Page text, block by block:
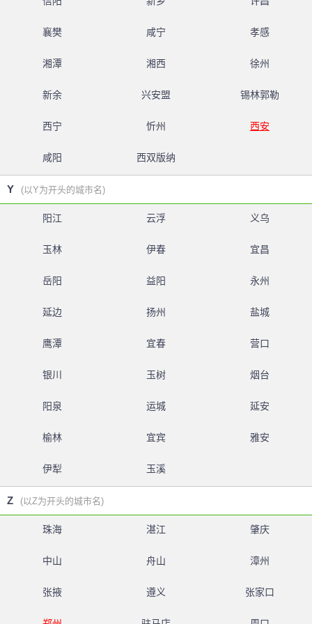
襄樊 咸宁 孝感
湘潭 湘西 徐州
新余 兴安盟 锡林郭勒
西宁 忻州 西安
咸阳 西双版纳
Y (以Y为开头的城市名)
阳江 云浮 义乌
玉林 伊春 宜昌
岳阳 益阳 永州
延边 扬州 盐城
鹰潭 宜春 营口
银川 玉树 烟台
阳泉 运城 延安
榆林 宜宾 雅安
伊犁 玉溪
Z (以Z为开头的城市名)
珠海 湛江 肇庆
中山 舟山 漳州
张掖 遵义 张家口